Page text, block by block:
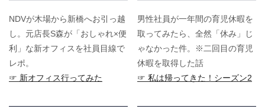
NDVが木場から新橋へお引っ越
し。元店長S森が「おしゃれ×便
利」な新オフィスを社員目線で
レポ。
☞ 新オフィス行ってみた
男性社員が一年間の育児休暇を
取ってみたら、全然「休み」じ
ゃなかった件。※二回目の育児
休暇を取得した話
☞ 私は帰ってきた！シーズン2